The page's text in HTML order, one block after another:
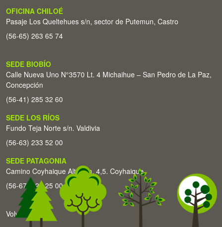
OFICINA CHILOÉ
Pasaje Los Queltehues s/n, sector de Putemun, Castro
(56-65) 263 65 74
SEDE BIOBÍO
Calle Nueva Uno N°3570 Lt. 4 Michaihue – San Pedro de La Paz,
Concepción
(56-41) 285 32 60
SEDE LOS RÍOS
Fundo Teja Norte s/n. Valdivia
(56-63) 233 52 00
SEDE PATAGONIA
Camino Coyhaique Alto Km. 4,5. Coyhaique
(56-67) 226 25 00
Volver arriba